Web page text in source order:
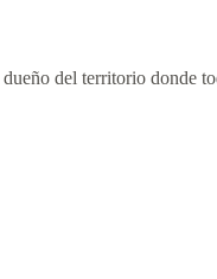
del territorio donde